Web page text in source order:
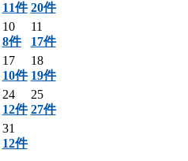
11件 20件
10
8件
11
17件
17
10件
18
19件
24
12件
25
27件
31
12件